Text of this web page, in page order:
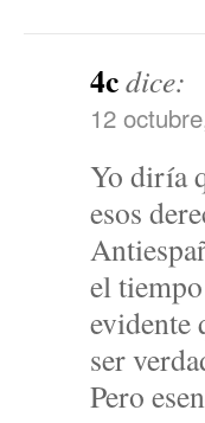
4cdice:
12
Yo diría
esos
el
evidente
ser
Pero